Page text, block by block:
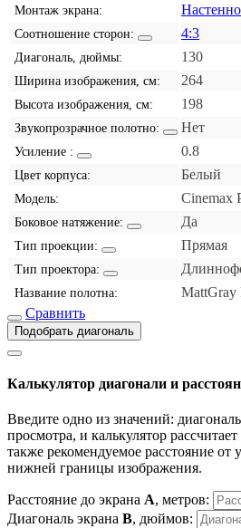
Монтаж экрана:
Соотношение сторон: 4:3
Диагональ, дюймы: 130
Ширина изображения, см: 264
Высота изображения, см: 198
Звукопрозрачное полотно: Нет
Усиление : 0.8
Цвет корпуса: Белый
Модель: Cinemax
Боковое натяжение: Да
Тип проекции: Прямая
Тип проектора:
Название полотна:
MattGray
Сравнить
Подобрать диагональ
Калькулятор диагонали и
Введите одно из значений:
просмотра, и калькулятор
также рекомендуемое расстояние от
нижней границы изображения.
Расстояние до экрана A, метров:
Диагональ экрана B, дюймов: